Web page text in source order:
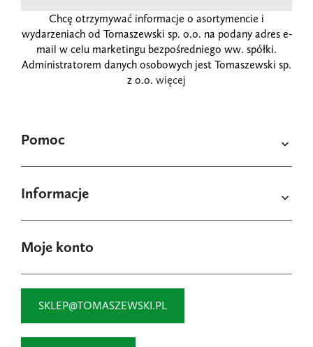
Pomoc 
Informacje 
Chcę otrzymywać informacje o asortymencie i
wydarzeniach od Tomaszewski sp. o.o. na podany adres e-
mail w celu marketingu bezpośredniego ww. spółki.
Administratorem danych osobowych jest Tomaszewski sp.
z o.o. więcej
Moje konto
SKLEP@TOMASZEWSKI.PL